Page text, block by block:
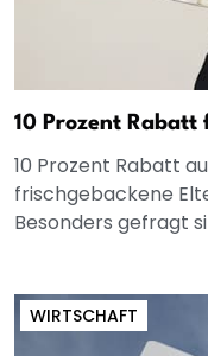
10 Prozent
10 Prozent Rabatt
frischgebackene
Besonders gefragt
WIRTSCHAFT